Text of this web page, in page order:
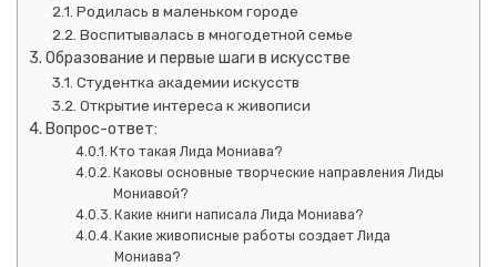
Родилась в маленьком городе
Воспитывалась в многодетной семье
Образование и первые шаги в искусстве
Студентка академии искусств
Открытие интереса к живописи
Вопрос-ответ:
Кто такая Лида Мониава?
Каковы основные творческие направления Лиды
Мониавой?
Какие книги написала Лида Мониава?
Какие живописные работы создает Лида
Мониава?